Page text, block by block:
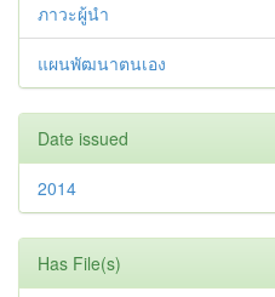
ภาวะผู้นำ
แผนพัฒนาตนเอง
Date issued
2014
Has File(s)